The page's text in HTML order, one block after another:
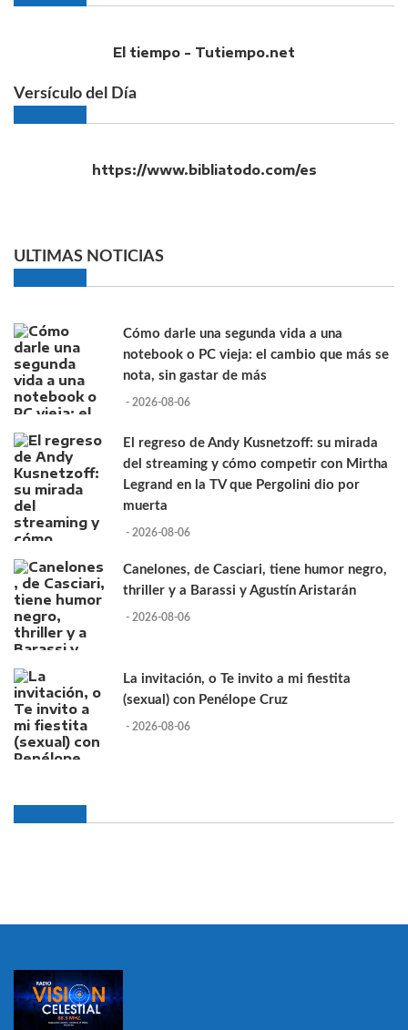
El tiempo - Tutiempo.net
Versículo del Día
https://www.bibliatodo.com/es
ULTIMAS NOTICIAS
Cómo darle una segunda vida a una
notebook o PC vieja: el cambio que más se
nota, sin gastar de más
- 2026-08-06
El regreso de Andy Kusnetzoff: su mirada
del streaming y cómo competir con Mirtha
Legrand en la TV que Pergolini dio por
muerta
- 2026-08-06
Canelones, de Casciari, tiene humor negro,
thriller y a Barassi y Agustín Aristarán
- 2026-08-06
La invitación, o Te invito a mi fiestita
(sexual) con Penélope Cruz
- 2026-08-06